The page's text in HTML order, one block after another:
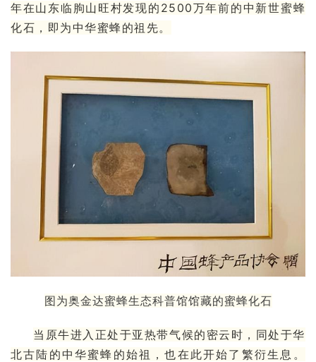
年在山东临朐山旺村发现的2500万年前的 中新世蜜蜂
化石，即为中华蜜蜂的祖先。
图为奥金达蜜蜂生态科普馆馆藏的蜜蜂化石
当原牛进入正处于亚热带气候的密云时，同处于华
北古陆的中华蜜蜂的始祖，也在此开始了繁衍生息。